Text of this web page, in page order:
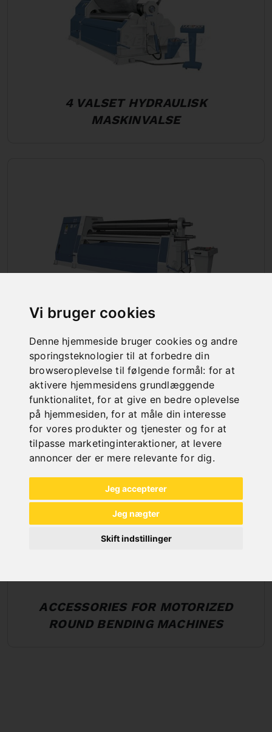
Vi bruger cookies
Denne hjemmeside bruger cookies og andre
sporingsteknologier til at forbedre din
browseroplevelse til følgende formål: for at
aktivere hjemmesidens grundlæggende
funktionalitet,for at give en bedre oplevelse
på hjemmesiden,for at måle din interesse
for vores produkter og tjenester og for at
tilpasse marketinginteraktioner, at levere
annoncer der er mere relevante for dig.
Jeg accepterer
Jeg nægter
Skift indstillinger
4 VALSET HYDRAULISK
MASKINVALSE
3 VALSET HYDRAULISK
MASKINVALSE
ACCESSORIES FOR MOTORIZED
ROUND BENDING MACHINES